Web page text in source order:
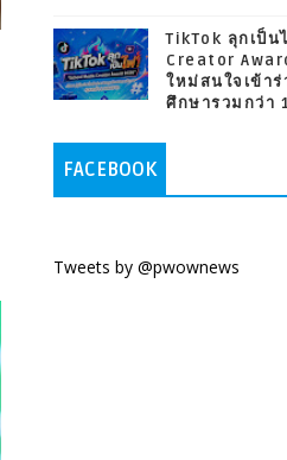
TikTok ลุกเป็
Creator
ใหม่สนใจเข้า
ศึกษารวมกว่า
FACEBOOK
Tweets by @pwownews